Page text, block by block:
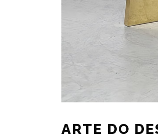
ARTE DO